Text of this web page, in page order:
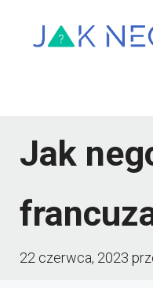
Jak
22 czerwca, 2023